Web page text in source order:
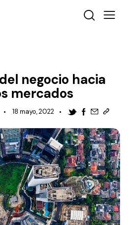
negocio hacia
mercados
18 mayo, 2022